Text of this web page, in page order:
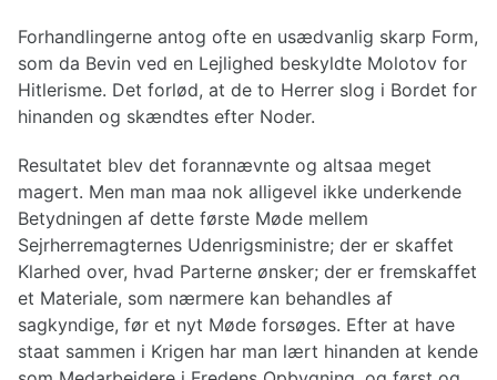
Forhandlingerne antog ofte en usædvanlig skarp Form,
som da Bevin ved en Lejlighed beskyldte Molotov for
Hitlerisme. Det forlød, at de to Herrer slog i Bordet for
hinanden og skændtes efter Noder.
Resultatet blev det forannævnte og altsaa meget
magert. Men man maa nok alligevel ikke underkende
Betydningen af dette første Møde mellem
Sejrherremagternes Udenrigsministre; der er skaffet
Klarhed over, hvad Parterne ønsker; der er fremskaffet
et Materiale, som nærmere kan behandles af
sagkyndige, før et nyt Møde forsøges. Efter at have
staat sammen i Krigen har man lært hinanden at kende